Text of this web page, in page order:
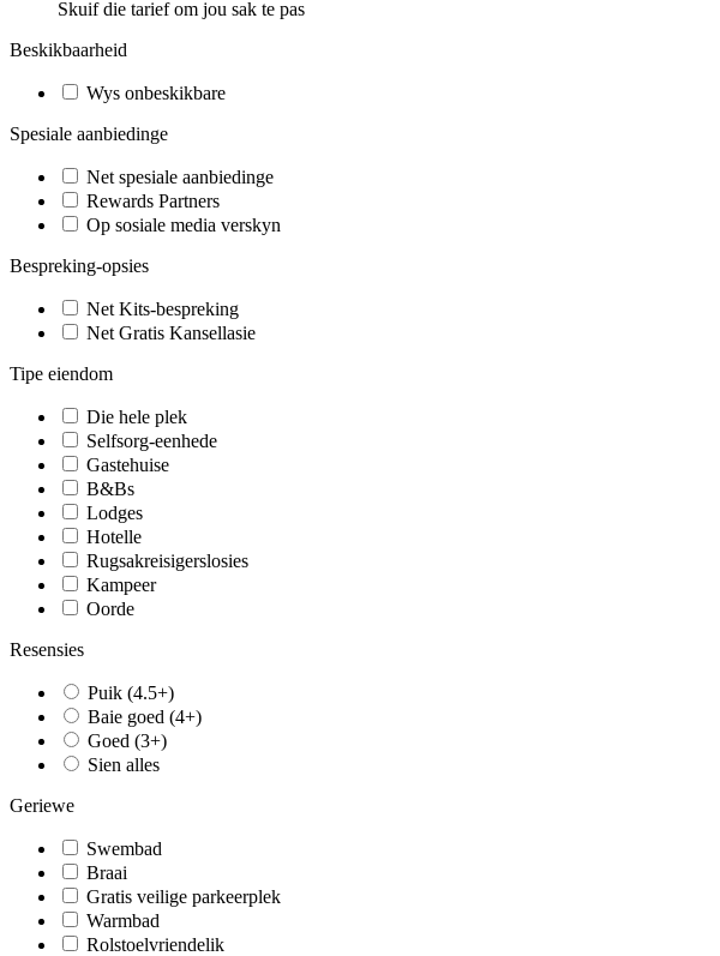
Skuif die tarief om jou sak te pas
Beskikbaarheid
Wys onbeskikbare
Spesiale aanbiedinge
Net spesiale aanbiedinge
Rewards Partners
Op sosiale media verskyn
Bespreking-opsies
Net Kits-bespreking
Net Gratis Kansellasie
Tipe eiendom
Die hele plek
Selfsorg-eenhede
Gastehuise
B&Bs
Lodges
Hotelle
Rugsakreisigerslosies
Kampeer
Oorde
Resensies
Puik (4.5+)
Baie goed (4+)
Goed (3+)
Sien alles
Geriewe
Swembad
Braai
Gratis veilige parkeerplek
Warmbad
Rolstoelvriendelik